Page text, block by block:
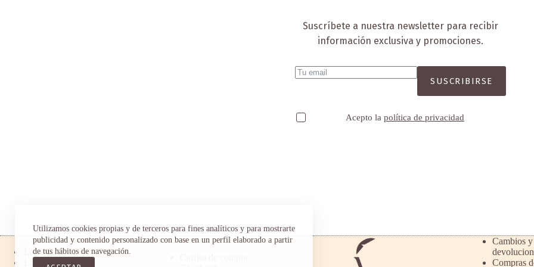
Utilizamos cookies propias y de terceros para fines analíticos y para mostrarte
publicidad y contenido personalizado con base en un perfil elaborado a partir
de tus hábitos de navegación.
Suscríbete a nuestra newsletter para recibir
información exclusiva y promociones.
SUSCRIBIRSE
Acepto la política de privacidad
Las telas
Las tallas
Cambios y
Compras